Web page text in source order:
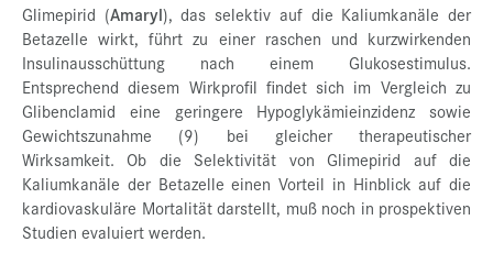
Glimepirid (Amaryl), das selektiv auf die Kaliumkanäle der
Betazelle wirkt, führt zu einer raschen und kurzwirkenden
Insulinausschüttung nach einem Glukosestimulus.
Entsprechend diesem Wirkprofil findet sich im Vergleich zu
Glibenclamid eine geringere Hypoglykämieinzidenz sowie
Gewichtszunahme (9) bei gleicher therapeutischer
Wirksamkeit. Ob die Selektivität von Glimepirid auf die
Kaliumkanäle der Betazelle einen Vorteil in Hinblick auf die
kardiovaskuläre Mortalität darstellt, muß noch in prospektiven
Studien evaluiert werden.